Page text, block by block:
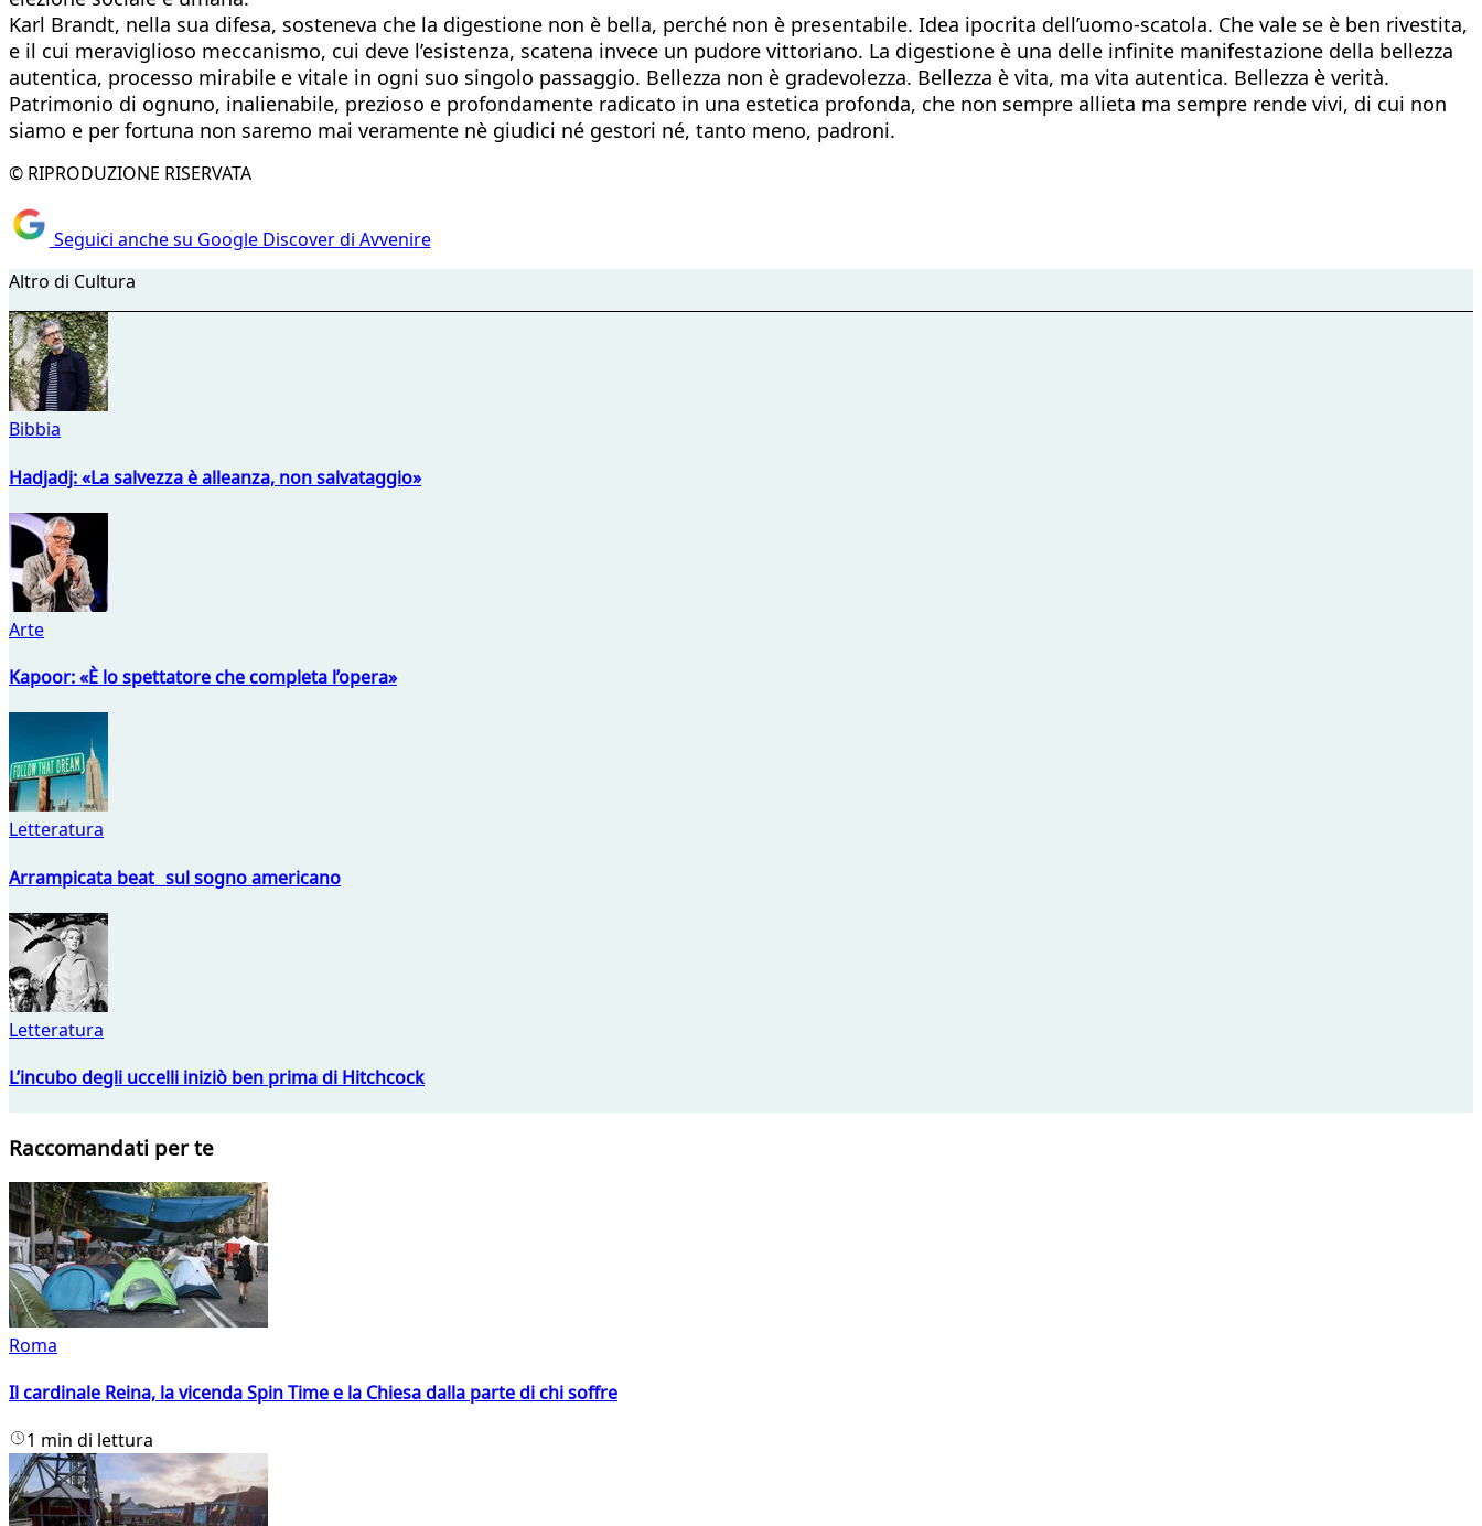
Karl Brandt, nella sua difesa, sosteneva che la digestione non è bella, perché non è presentabile. Idea ipocrita dell’uomo-scatola. Che vale se è ben rivestita,
e il cui meraviglioso meccanismo, cui deve l’esistenza, scatena invece un pudore vittoriano. La digestione è una delle infinite manifestazione della bellezza
autentica, processo mirabile e vitale in ogni suo singolo passaggio. Bellezza non è gradevolezza. Bellezza è vita, ma vita autentica. Bellezza è verità.
Patrimonio di ognuno, inalienabile, prezioso e profondamente radicato in una estetica profonda, che non sempre allieta ma sempre rende vivi, di cui non
siamo e per fortuna non saremo mai veramente nè giudici né gestori né, tanto meno, padroni.
© RIPRODUZIONE RISERVATA
Seguici anche su Google Discover di Avvenire
Altro di Cultura
Bibbia
Hadjadj: «La salvezza è alleanza, non salvataggio»
Arte
Kapoor: «È lo spettatore che completa l’opera»
Letteratura
Arrampicata beat sul sogno americano
Letteratura
L’incubo degli uccelli iniziò ben prima di Hitchcock
Raccomandati per te
Roma
Il cardinale Reina, la vicenda Spin Time e la Chiesa dalla parte di chi soffre
1 min di lettura